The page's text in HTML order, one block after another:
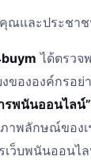
ณและประชา
ได้ตรวจ
ขององค์กรอ
รพนันออนไลน์”
าพลักษณ์ของเ
เว็บพนันออน